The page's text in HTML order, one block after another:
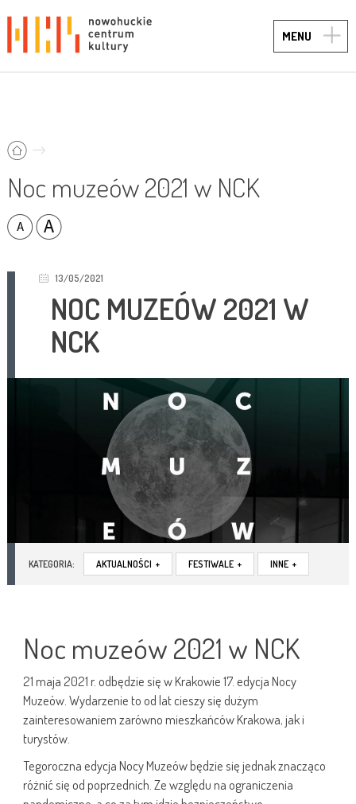
MENU
Noc muzeów 2021 w NCK
13/05/2021
NOC MUZEÓW 2021 W
NCK
KATEGORIA: AKTUALNOŚCI + FESTIWALE + INNE +
Noc muzeów 2021 w NCK
21 maja 2021 r. odbędzie się w Krakowie 17. edycja Nocy
Muzeów. Wydarzenie to od lat cieszy się dużym
zainteresowaniem zarówno mieszkańców Krakowa, jak i
turystów.
Tegoroczna edycja Nocy Muzeów będzie się jednak znacząco
różnić się od poprzednich. Ze względu na ograniczenia